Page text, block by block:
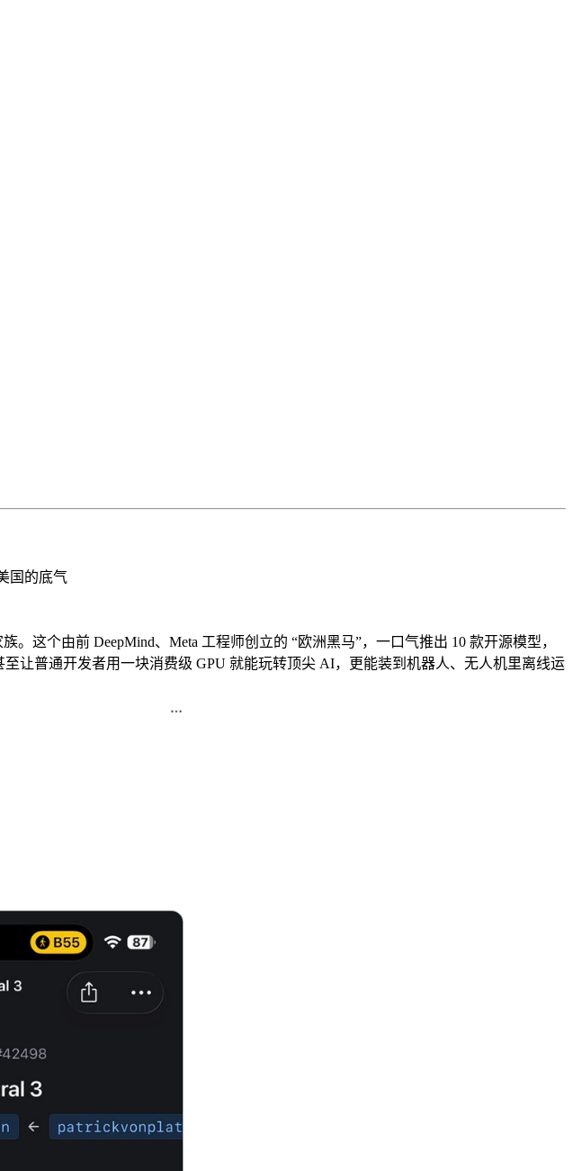
国的底气
这个由前 DeepMind、Meta 工程师创立的 “欧洲黑马”，一口气推出 10 款开源模型，
让普通开发者用一块消费级 GPU 就能玩转顶尖 AI，更能装到机器人、无人机里离线运